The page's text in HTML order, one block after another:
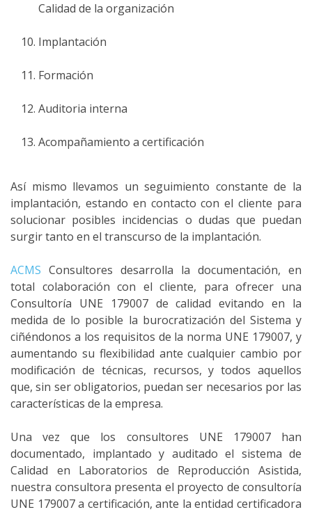
Calidad de la organización
Implantación
Formación
Auditoria interna
Acompañamiento a certificación
Así mismo llevamos un seguimiento constante de la
implantación, estando en contacto con el cliente para
solucionar posibles incidencias o dudas que puedan
surgir tanto en el transcurso de la implantación.
ACMS Consultores desarrolla la documentación, en
total colaboración con el cliente, para ofrecer una
Consultoría UNE 179007 de calidad evitando en la
medida de lo posible la burocratización del Sistema y
ciñéndonos a los requisitos de la norma UNE 179007, y
aumentando su flexibilidad ante cualquier cambio por
modificación de técnicas, recursos, y todos aquellos
que, sin ser obligatorios, puedan ser necesarios por las
características de la empresa.
Una vez que los consultores UNE 179007 han
documentado, implantado y auditado el sistema de
Calidad en Laboratorios de Reproducción Asistida,
nuestra consultora presenta el proyecto de consultoría
UNE 179007 a certificación, ante la entidad certificadora